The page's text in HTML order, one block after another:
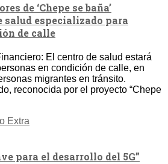
de ‘Chepe se baña’
salud especializado para
de calle
El centro de salud estará
en condición de calle, en
migrantes en tránsito.
reconocida por el proyecto “Chepe
para el desarrollo del 5G”